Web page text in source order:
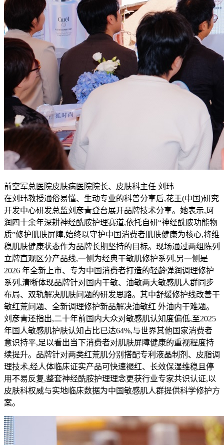
前空军总医院皮肤病医院院长、皮肤科主任 刘玮
在刘玮教授通俗易懂、生动专业的科普分享后,花王(中国)研究
开发中心研发总监刘彦青登台展开品牌技术分享。她表示,珂
润四十余年深耕神经酰胺护理赛道,依托自研“神经酰胺功能物
质”修护肌肤屏障,始终以守护中国消费者肌肤健康为核心,将维
稳肌肤健康状态作为品牌长期坚持的目标。现场通过两组陈列
立牌直观区分产品线,一侧为经典干敏肌修护系列,另一侧是
2026 年全新上市、专为中国消费者打造的轻龄弹润调理修护
系列,清晰体现品牌针对国内干敏、油敏两大敏感肌人群同步
布局、双轨解决肌肤问题的研发思路。其中舒缓修护线改善干
敏红荒问题、全新调理修护新品解决油敏红 外油内干难题。
刘彦青还指出,二十年前国内大众对敏感肌认知度偏低,至2025
年国人敏感肌护肤认知占比已达64%,与世界其他国家消费者
意识持平,足以看出当下消费者对肌肤屏障健康的重视程度持
续提升。品牌针对两类红荒肌分别搭配专利液晶制剂、皮脂调
理技术,经人体临床证实产品可快速褪红、长效保湿维稳且停
用不易反复,整套神经酰胺护理理念更获行业专家共识认证,以
皮肤科权威与实地临床数据为中国敏感肌人群提供科学修护方
案。